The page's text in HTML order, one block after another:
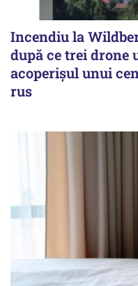
Incendiu la
după ce trei drone
acoperişul unui
rus